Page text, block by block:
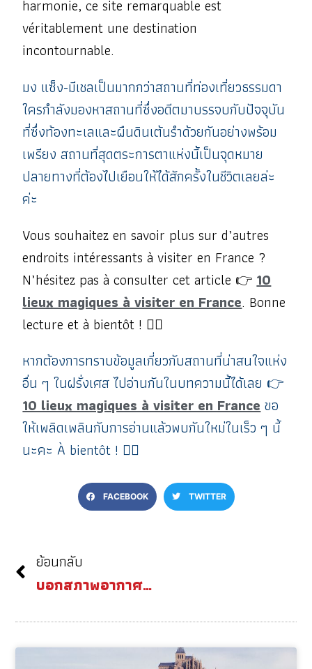
harmonie, ce site remarquable est
véritablement une destination
incontournable.
มง แซ็ง-มีเชลเป็นมากกว่าสถานที่ท่องเที่ยวธรรมดา
ใครกำลังมองหาสถานที่ซึ่งอดีตมาบรรจบกับปัจจุบัน
ที่ซึ่งท้องทะเลและผืนดินเต้นรำด้วยกันอย่างพร้อม
เพรียง สถานที่สุดตระการตาแห่งนี้เป็นจุดหมาย
ปลายทางที่ต้องไปเยือนให้ได้สักครั้งในชีวิตเลยล่ะ
ค่ะ
Vous souhaitez en savoir plus sur d’autres
endroits intéressants à visiter en France ?
N’hésitez pas à consulter cet article 👉10
lieux magiques à visiter en France. Bonne
lecture et à bientôt ! 🙋‍♀️
หากต้องการทราบข้อมูลเกี่ยวกับสถานที่น่าสนใจแห่ง
อื่น ๆ ในฝรั่งเศส ไปอ่านกันในบทความนี้ได้เลย 👉
10 lieux magiques à visiter en Franceขอ
ให้เพลิดเพลินกับการอ่านแล้วพบกันใหม่ในเร็ว ๆ นี้
นะคะ À bientôt ! 🙋‍♀️
FACEBOOK TWITTER
ย้อนกลับ
บอกสภาพอากาศเป็นภาษาฝรั่งเศส